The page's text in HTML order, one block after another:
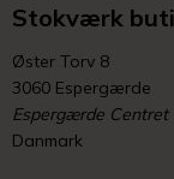
Stokværk
Øster Torv 8
3060 Espergærde
Espergærde Centret
Danmark